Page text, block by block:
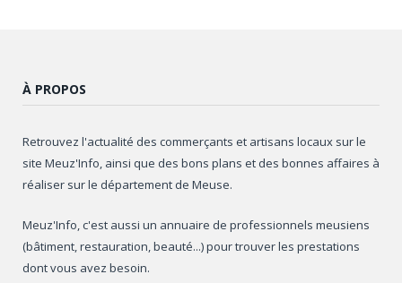
À PROPOS
Retrouvez l'actualité des commerçants et artisans locaux sur le
site Meuz'Info, ainsi que des bons plans et des bonnes affaires à
réaliser sur le département de Meuse.
Meuz'Info, c'est aussi un annuaire de professionnels meusiens
(bâtiment, restauration, beauté...) pour trouver les prestations
dont vous avez besoin.